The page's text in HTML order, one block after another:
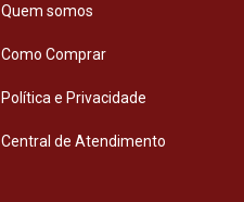
Quem somos
Como Comprar
Política e Privacidade
Central de Atendimento